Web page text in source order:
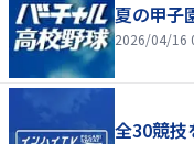
夏の甲子
2026/04/16
全30競技